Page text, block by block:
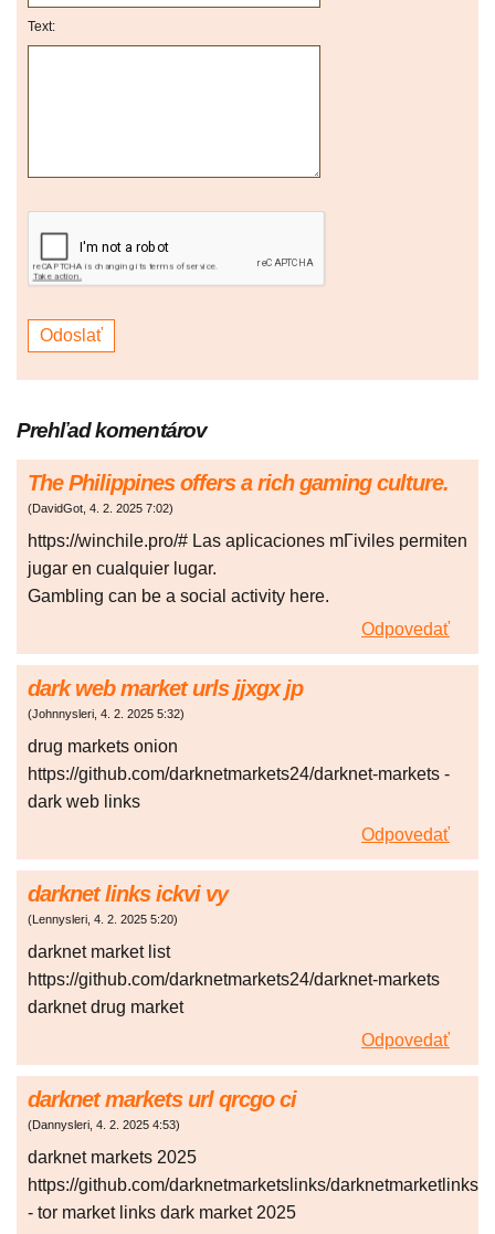
Text:
Prehľad komentárov
The Philippines offers a rich gaming culture.
(DavidGot 4. 2. 2025 7:02)
https://winchile.pro/# Las aplicaciones mГіviles permiten
jugar en cualquier lugar.
Gambling can be a social activity here.
Odpovedať
dark web market urls jjxgx jp
(Johnnysleri 4. 2. 2025 5:32)
drug markets onion
https://github.com/darknetmarkets24/darknet-markets -
dark web links
Odpovedať
darknet links ickvi vy
(Lennysleri 4. 2. 2025 5:20)
darknet market list
https://github.com/darknetmarkets24/darknet-markets
darknet drug market
Odpovedať
darknet markets url qrcgo ci
(Dannysleri 4. 2. 2025 4:53)
darknet markets 2025
https://github.com/darknetmarketslinks/darknetmarketlinks
- tor market links dark market 2025